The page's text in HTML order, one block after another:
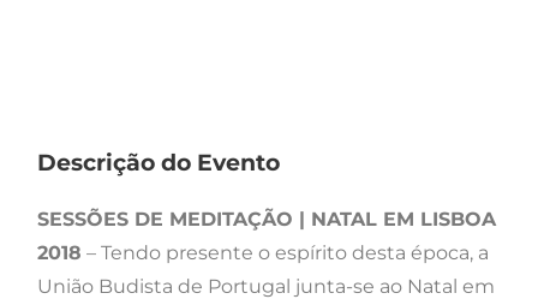
Descrição do Evento
SESSÕES DE MEDITAÇÃO | NATAL EM LISBOA
2018 – Tendo presente o espírito desta época, a
União Budista de Portugal junta-se ao Natal em